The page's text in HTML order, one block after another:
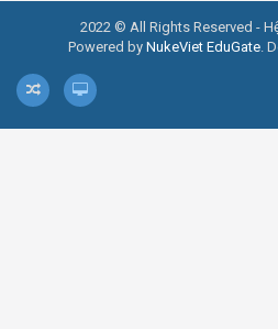
2022 © All Rights Reserved -
Powered by NukeViet EduGate .